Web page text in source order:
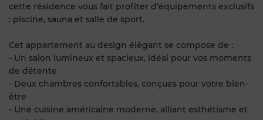
cette résidence vous fait profiter d’équipements exclusifs
: piscine, sauna et salle de sport.
Cet appartement au design élégant se compose de :
- Un salon lumineux et spacieux, idéal pour vos moments
de détente
- Deux chambres confortables, conçues pour votre bien-
être
- Une cuisine américaine moderne, alliant esthétisme et